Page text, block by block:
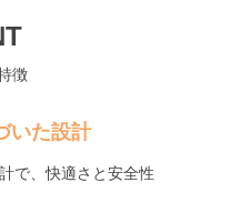
徴
いた設計
で、快適さと安全性